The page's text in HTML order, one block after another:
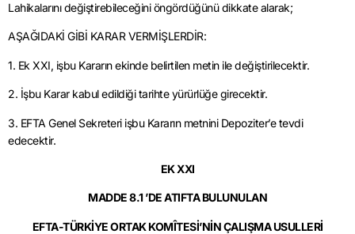
Lahikalarını değiştirebileceğini öngördüğünü dikkate alarak;
AŞAĞIDAKİ GİBİ KARAR VERMİŞLERDİR:
1. Ek XXI, işbu Kararın ekinde belirtilen metin ile değiştirilecektir.
2. İşbu Karar kabul edildiği tarihte yürürlüğe girecektir.
3. EFTA Genel Sekreteri işbu Kararın metnini Depoziter’e tevdi
edecektir.
EK XXI
MADDE 8.1 ’DE ATIFTA BULUNULAN
EFTA-TÜRKİYE ORTAK KOMÎTESİ’NİN ÇALIŞMA USULLERİ